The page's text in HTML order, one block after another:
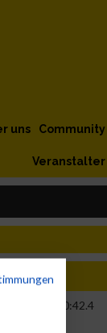
Community
uns
Veranstalter
Brut
01:20:42.4